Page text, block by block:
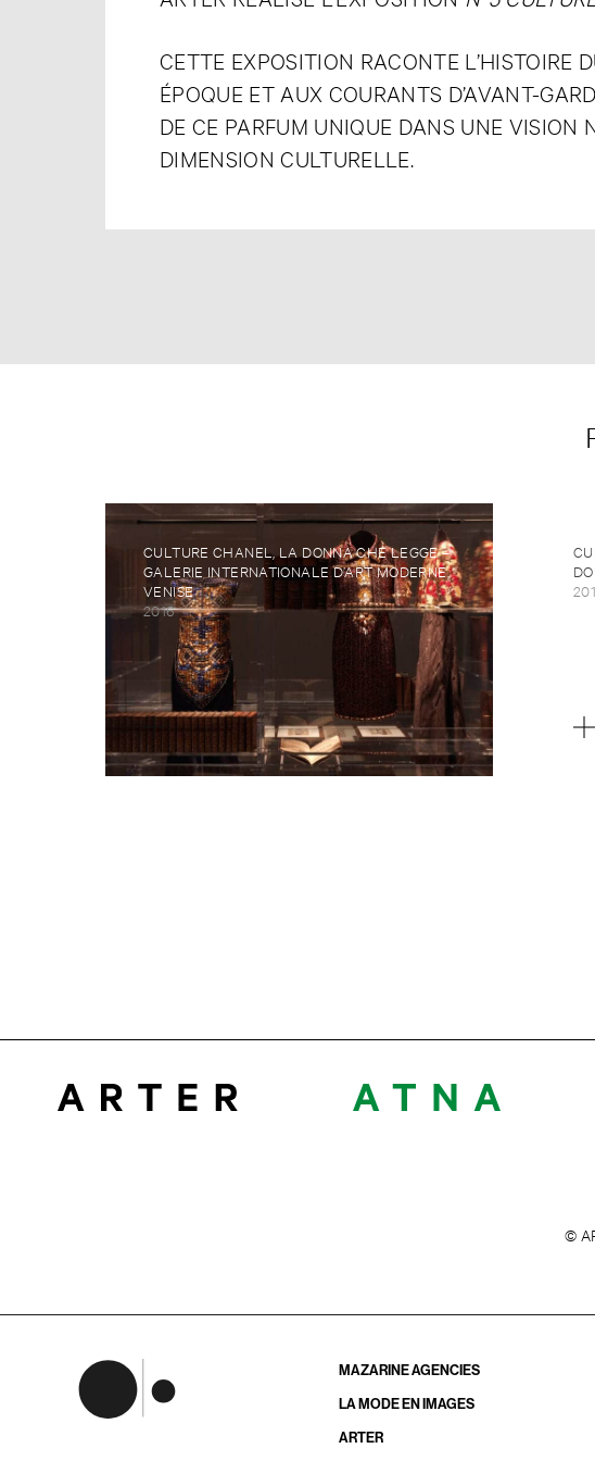
CETTE EXPOSITION RACONTE L’HISTOIRE
ÉPOQUE ET AUX COURANTS D’AVANT-
DE CE PARFUM UNIQUE DANS UNE VISION
DIMENSION CULTURELLE.
CULTURE CHANEL, LA DONNA CHE LEGGE –
GALERIE INTERNATIONALE D’ART MODERNE,
VENISE
2016
©
MAZARINE AGENCIES
LA MODE EN IMAGES
ARTER